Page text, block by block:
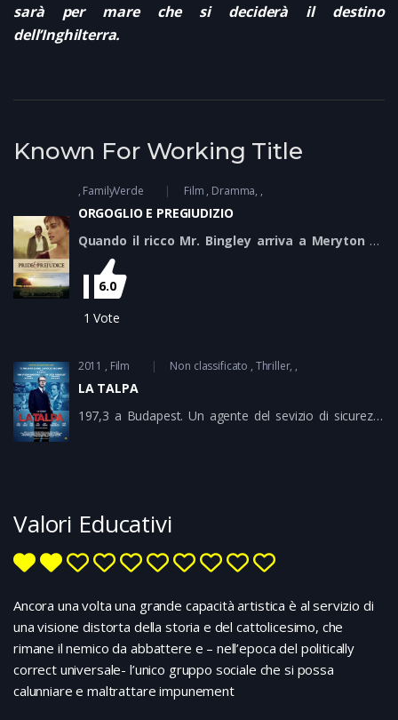
sarà per mare che si deciderà il destino
dell’Inghilterra.
Known For Working Title
FamilyVerde Film Dramma
ORGOGLIO E PREGIUDIZIO
Quando il ricco Mr. Bingley arriva a Meryton gli
occhi di tutte le madri con figlie in età da marito
si puntano su di lui, e in particolare quelli di Mrs.
Bennet che di figlie ne ha cinque, con fragili
prospettive matrimoniali. Mr. Bingly sembra
Darcy, l’ombroso amico di lui. Naturalmente le
cose non sono come sembrano e i destini di
tutti sono destinati a complicarsi, complici
parenti impiccioni, ufficiali poco raccomandabili
6.0
1 Vote
2011 Film Non classificato Thriller
LA TALPA
197,3 a Budapest. Un agente del sevizio di sicurezza
Una tragedia. Le spie occidentali infiltrate a Budapest
capo del servizio segreto inglese, Control, salta. Tutto
Eppure qualcosa non torna...
Valori Educativi
Ancora una volta una grande capacità artistica è al servizio di
una visione distorta della storia e del cattolicesimo, che
rimane il nemico da abbattere e – nell’epoca del politically
correct universale- l’unico gruppo sociale che si possa
calunniare e maltrattare impunement